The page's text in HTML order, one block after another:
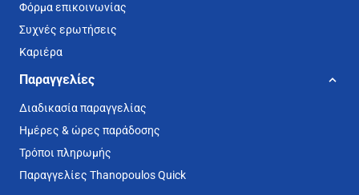
Φόρμα επικοινωνίας
Συχνές ερωτήσεις
Καριέρα
Παραγγελίες
Διαδικασία παραγγελίας
Ημέρες & ώρες παράδοσης
Τρόποι πληρωμής
Παραγγελίες Thanopoulos Quick